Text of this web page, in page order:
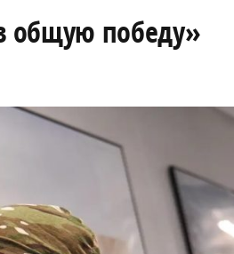
общую победу»